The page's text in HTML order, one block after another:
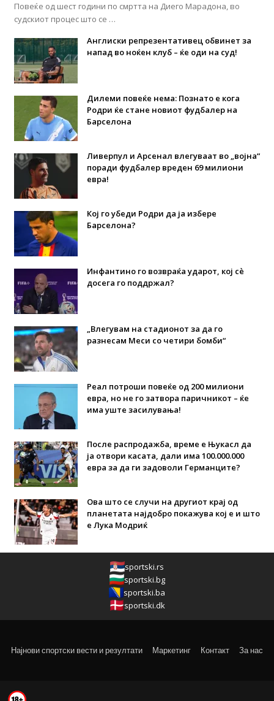
Повеќе од шест години по смртта на Диего Марадона, во
судскиот процес што се …
Англиски репрезентативец обвинет за
напад во ноќен клуб – ќе оди на суд!
Дилеми повеќе нема: Познато е кога
Родри ќе стане новиот фудбалер на
Барселона
Ливерпул и Арсенал влегуваат во „војна“
поради фудбалер вреден 69 милиони
евра!
Кој го убеди Родри да ја избере
Барселона?
Инфантино го возвраќа ударот, кој сè
досега го поддржал?
„Влегувам на стадионот за да го
разнесам Меси со четири бомби“
Реал потроши повеќе од 200 милиони
евра, но не го затвора паричникот – ќе
има уште засилувања!
После распродажба, време е Њукасл да
ја отвори касата, дали има 100.000.000
евра за да ги задоволи Германците?
Ова што се случи на другиот крај од
планетата најдобро покажува кој е и што
е Лука Модриќ
sportski.rs
sportski.bg
sportski.ba
sportski.dk
Најнови спортски вести и резултати Маркетинг Контакт За нас